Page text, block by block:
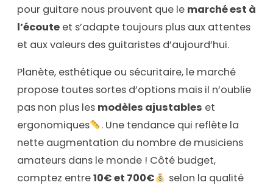
pour guitare nous prouvent que le marché est à
l’écoute et s’adapte toujours plus aux attentes
et aux valeurs des guitaristes d’aujourd’hui.
Planète, esthétique ou sécuritaire, le marché
propose toutes sortes d’options mais il n’oublie
pas non plus les modèles ajustables et
ergonomiques
. Une tendance qui reflète la
nette augmentation du nombre de musiciens
amateurs dans le monde ! Côté budget,
comptez entre10€ et 700€
selon la qualité